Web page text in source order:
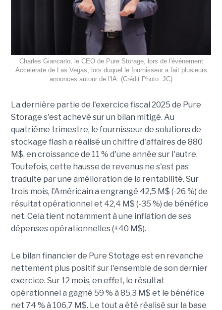
Charles Giancarlo, le CEO de Pure Storage, lors de l'événement
Accelerate de Las Vegas, lors duquel le fournisseur a fait plusieurs
annonces autour de l'IA. (Crédit Photo: JC)
La dernière partie de l'exercice fiscal 2025 de Pure
Storage s'est achevé sur un bilan mitigé. Au
quatrième trimestre, le fournisseur de solutions de
stockage flash a réalisé un chiffre d'affaires de 880
M$, en croissance de 11 % d'une année sur l'autre.
Toutefois, cette hausse de revenus ne s'est pas
traduite par une amélioration de la rentabilité. Sur
trois mois, l'Américain a engrangé 42,5 M$ (-26 %) de
résultat opérationnel et 42,4 M$ (-35 %) de bénéfice
net. Cela tient notamment à une inflation de ses
dépenses opérationnelles (+40 M$).
Le bilan financier de Pure Stotage est en revanche
nettement plus positif sur l'ensemble de son dernier
exercice. Sur 12 mois, en effet, le résultat
opérationnel a gagné 59 % à 85,3 M$ et le bénéfice
net 74 % à 106,7 M$. Le tout a été réalisé sur la base